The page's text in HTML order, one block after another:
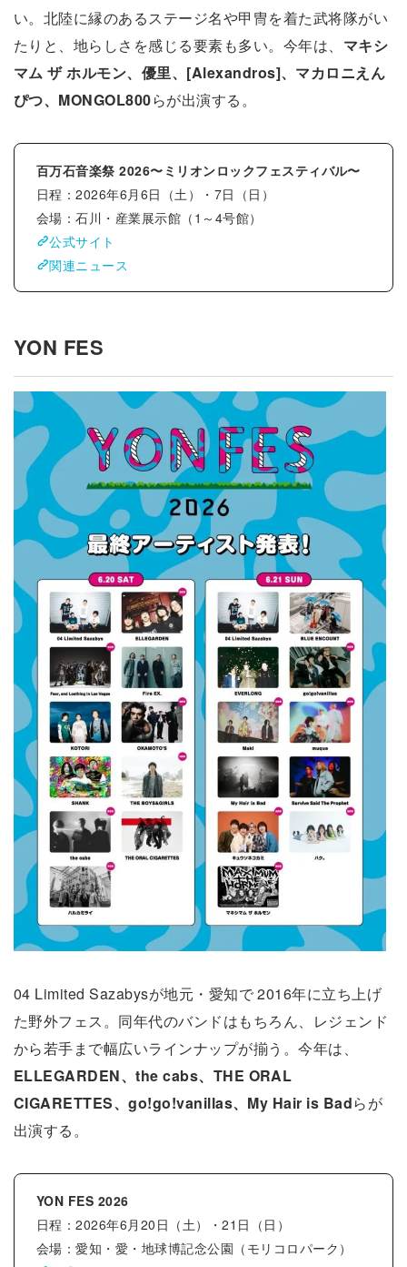
い。北陸に縁のあるステージ名や甲冑を着た武将隊がい
たりと、地らしさを感じる要素も多い。今年は、 マキシ
マム ザ ホルモン、優里、[Alexandros]、マカロニえん
ぴつ、MONGOL800らが出演する。
百万⽯⾳楽祭 2026〜ミリオンロックフェスティバル〜
日程：2026年6月6日（土）・7日（日）
会場：石川・産業展示館（1～4号館）
公式サイト
関連ニュース
YON FES
04 Limited Sazabysが地元・愛知で 2016年に立ち上げ
た野外フェス。同年代のバンドはもちろん、レジェンド
から若手まで幅広いラインナップが揃う。今年は、
ELLEGARDEN、the cabs、THE ORAL
CIGARETTES、go!go!vanillas、My Hair is Badらが
出演する。
YON FES 2026
日程：2026年6月20日（土）・21日（日）
会場：愛知・愛・地球博記念公園（モリコロパーク）